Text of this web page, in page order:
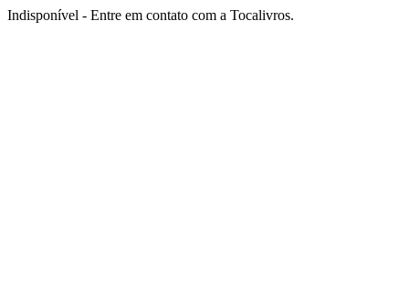
Indisponível - Entre em contato com a Tocalivros.